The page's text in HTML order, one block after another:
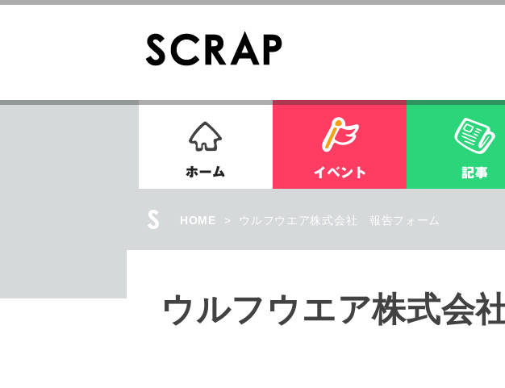
ホーム イベント
HOME > ウルフウエア株式会社 報告フォーム
ウルフウエア株式会